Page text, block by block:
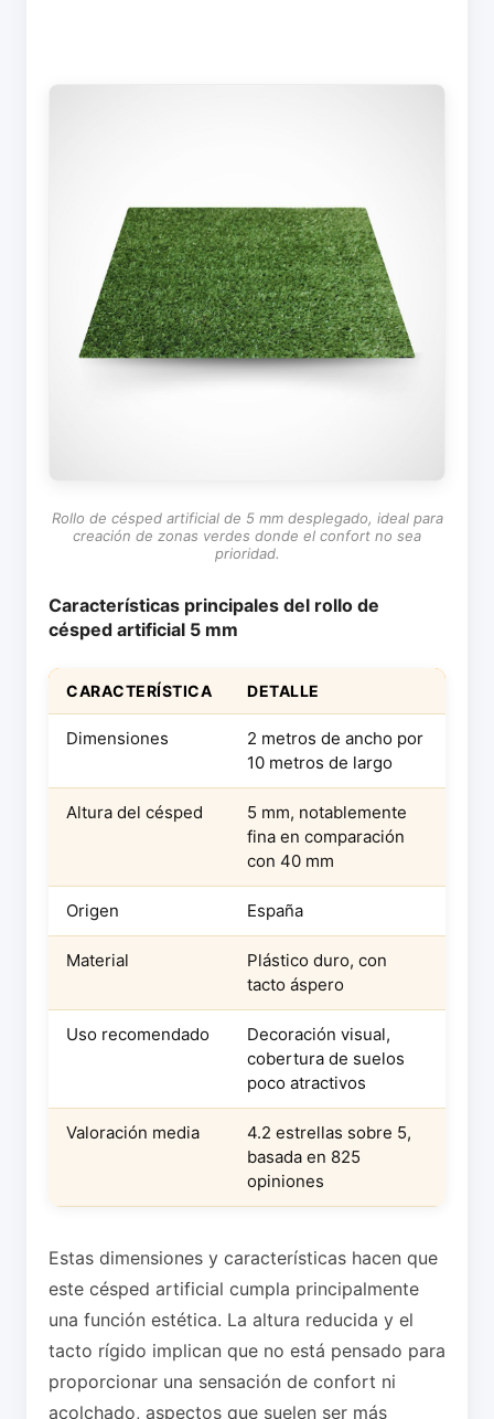
Rollo de césped artificial de 5 mm desplegado, ideal para
creación de zonas verdes donde el confort no sea
prioridad.
Características principales del rollo de
césped artificial 5 mm
CARACTERÍSTICA DETALLE
Dimensiones
2 metros de ancho por
10 metros de largo
Altura del césped
5 mm, notablemente
fina en comparación
con 40 mm
Origen España
Material
Plástico duro, con
tacto áspero
Uso recomendado
Decoración visual,
cobertura de suelos
poco atractivos
Valoración media
4.2 estrellas sobre 5,
basada en 825
opiniones
Estas dimensiones y características hacen que
este césped artificial cumpla principalmente
una función estética. La altura reducida y el
tacto rígido implican que no está pensado para
proporcionar una sensación de confort ni
acolchado, aspectos que suelen ser más